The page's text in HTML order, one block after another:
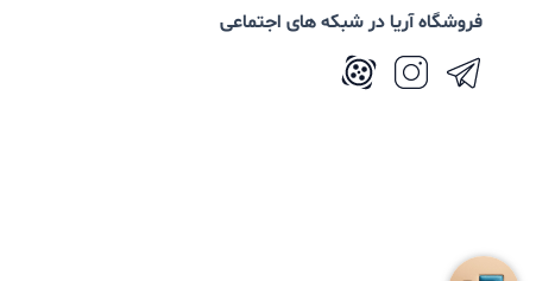
فروشگاه آریا در شبکه های اجتماعی